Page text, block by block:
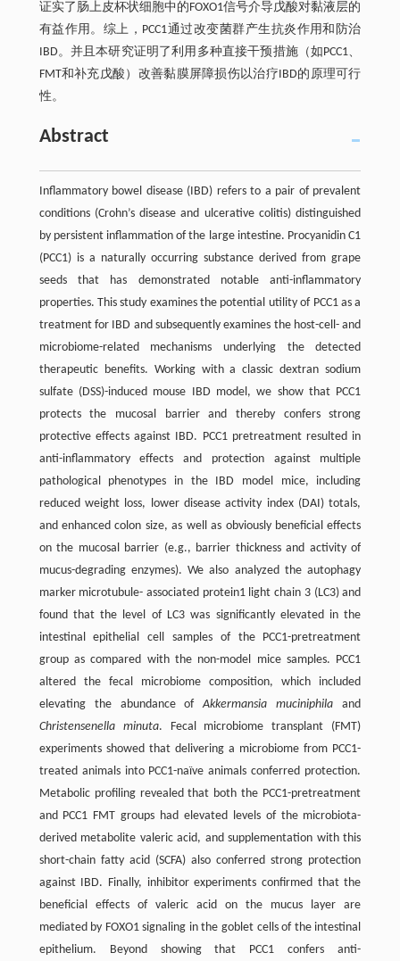
证实了肠上皮杯状细胞中的FOXO1信号介导戊酸对黏液层的
有益作用。综上，PCC1通过改变菌群产生抗炎作用和防治
IBD。并且本研究证明了利用多种直接干预措施（如PCC1、
FMT和补充戊酸）改善黏膜屏障损伤以治疗IBD的原理可行
性。
Abstract
Inflammatory bowel disease (IBD) refers to a pair of prevalent
conditions (Crohn’s disease and ulcerative colitis) distinguished
by persistent inflammation of the large intestine. Procyanidin C1
(PCC1) is a naturally occurring substance derived from grape
seeds that has demonstrated notable anti-inflammatory
properties. This study examines the potential utility of PCC1 as a
treatment for IBD and subsequently examines the host-cell- and
microbiome-related mechanisms underlying the detected
therapeutic benefits. Working with a classic dextran sodium
sulfate (DSS)-induced mouse IBD model, we show that PCC1
protects the mucosal barrier and thereby confers strong
protective effects against IBD. PCC1 pretreatment resulted in
anti-inflammatory effects and protection against multiple
pathological phenotypes in the IBD model mice, including
reduced weight loss, lower disease activity index (DAI) totals,
and enhanced colon size, as well as obviously beneficial effects
on the mucosal barrier (e.g., barrier thickness and activity of
mucus-degrading enzymes). We also analyzed the autophagy
marker microtubule- associated protein1 light chain 3 (LC3) and
found that the level of LC3 was significantly elevated in the
intestinal epithelial cell samples of the PCC1-pretreatment
group as compared with the non-model mice samples. PCC1
altered the fecal microbiome composition, which included
elevating the abundance ofAkkermansia muciniphila and
Christensenella minuta. Fecal microbiome transplant (FMT)
experiments showed that delivering a microbiome from PCC1-
treated animals into PCC1-naïve animals conferred protection.
Metabolic profiling revealed that both the PCC1-pretreatment
and PCC1 FMT groups had elevated levels of the microbiota-
derived metabolite valeric acid, and supplementation with this
short-chain fatty acid (SCFA) also conferred strong protection
against IBD. Finally, inhibitor experiments confirmed that the
beneficial effects of valeric acid on the mucus layer are
mediated by FOXO1 signaling in the goblet cells of the intestinal
epithelium. Beyond showing that PCC1 confers anti-